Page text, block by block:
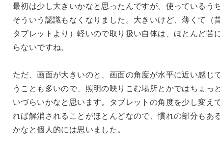
最初は少し大きいかなと思ったんですが、使っているう
そういう認識もなくなりました。大きいけど、薄くて（
タブレットより）軽いので取り扱い自体は、ほとんど苦
らないですね。
ただ、画面が大きいのと、画面の角度が水平に近い感じ
うことも多いので、照明の映りこむ場所とかではちょっ
いづらいかなと思います。タブレットの角度を少し変え
れば解消されることがほとんどなので、慣れの部分もあ
かなと個人的には思いました。